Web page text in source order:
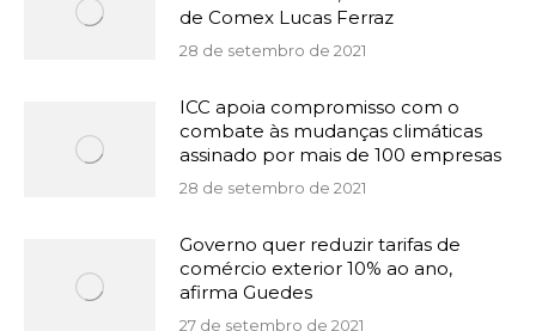
de Comex Lucas Ferraz
28 de setembro de 2021
ICC apoia compromisso com o
combate às mudanças climáticas
assinado por mais de 100 empresas
28 de setembro de 2021
Governo quer reduzir tarifas de
comércio exterior 10% ao ano,
afirma Guedes
27 de setembro de 2021